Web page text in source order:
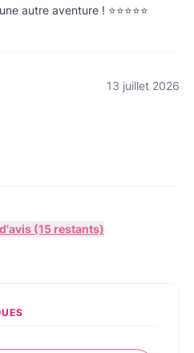
autre aventure ! ⭐⭐⭐⭐⭐
13 juillet 2026
(15 restants)